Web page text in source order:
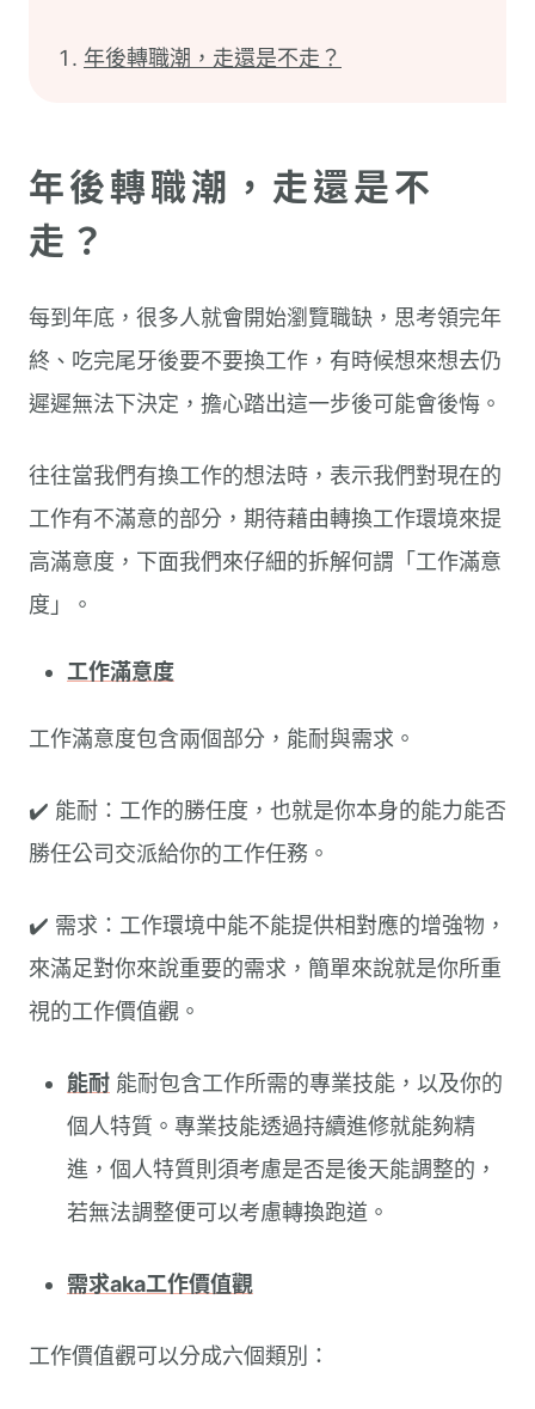
年後轉職潮，走還是不走？
年後轉職潮，走還是不
走？
每到年底，很多人就會開始瀏覽職缺，思考領完年
終、吃完尾牙後要不要換工作，有時候想來想去仍
遲遲無法下決定，擔心踏出這一步後可能會後悔。
往往當我們有換工作的想法時，表示我們對現在的
工作有不滿意的部分，期待藉由轉換工作環境來提
高滿意度，下面我們來仔細的拆解何謂「工作滿意
度」。
工作滿意度
工作滿意度包含兩個部分，能耐與需求。
✔️ 能耐：工作的勝任度，也就是你本身的能力能否
勝任公司交派給你的工作任務。
✔️ 需求：工作環境中能不能提供相對應的增強物，
來滿足對你來說重要的需求，簡單來說就是你所重
視的工作價值觀。
能耐 能耐包含工作所需的專業技能，以及你的
個人特質。專業技能透過持續進修就能夠精
進，個人特質則須考慮是否是後天能調整的，
若無法調整便可以考慮轉換跑道。
需求aka工作價值觀
工作價值觀可以分成六個類別：